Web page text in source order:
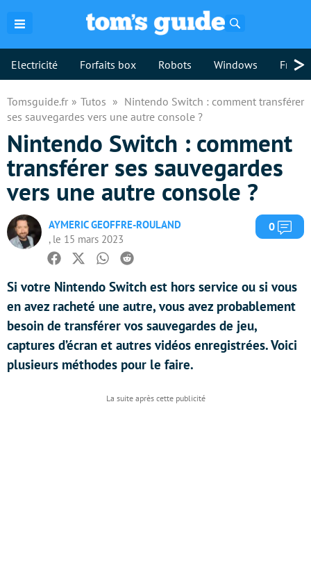
Electricité Forfaits box Robots Windows >
Tomsguide.fr Tutos
Nintendo Switch : comment transférer
ses sauvegardes vers une autre console ?
Nintendo Switch : comment
transférer ses sauvegardes
vers une autre console ?
AYMERIC GEOFFRE-ROULAND
, le 15 mars 2023
0
Facebook
TwitterWhatsapp
Reddit
Si votre Nintendo Switch est hors service ou si vous
en avez racheté une autre, vous avez probablement
besoin de transférer vos sauvegardes de jeu,
captures d’écran et autres vidéos enregistrées. Voici
plusieurs méthodes pour le faire.